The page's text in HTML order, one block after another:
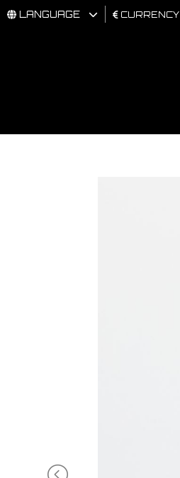
LANGUAGE CURRENCY